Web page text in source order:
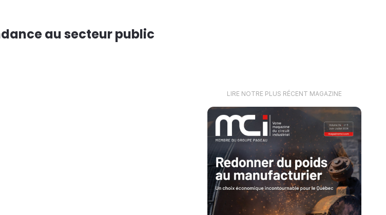
au secteur public
LIRE NOTRE PLUS RÉCENT MAGAZINE